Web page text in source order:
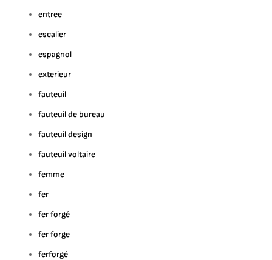
entree
escalier
espagnol
exterieur
fauteuil
fauteuil de bureau
fauteuil design
fauteuil voltaire
femme
fer
fer forgé
fer forge
ferforgé